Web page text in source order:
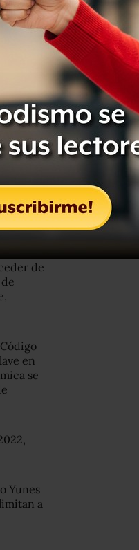
del
de
de
en
se
Yunes
a